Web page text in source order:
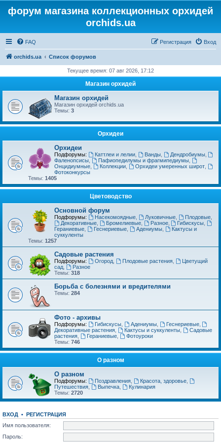
форум магазина коллекционных орхидей
orchids.ua
FAQ Вход
Регистрация
orchids.ua Список форумов
Текущее время: 07 авг 2026, 17:12
Магазин орхидей
Магазин орхидей
Магазин орхидей orchids.ua
Темы: 3
Орхидеи
Орхидеи
Подфорумы: Каттлеи и лелии, Ванды, Дендробиумы,
Фаленопсисы
Пафиопедилумы и фрагмипедиумы,
Онцидиумные
Коллекции, Орхидеи умеренных широт,
Фотоконкурсы
Темы: 1405
Цветоводство
Основной форум
Подфорумы: Насекомоядные, Луковичные, Плодовые,
Декоративные, Бромелиевые, Разное, Гибискусы
Гераниевые
Геснериевые, Адениумы,
Кактусы и
суккуленты
Темы: 1257
Садовые растения
Подфорумы: Огород, Плодовые растения,
Цветущий
сад
Разное
Темы: 318
Борьба с болезнями и вредителями
Темы: 284
Фото - архивы
Подфорумы: Гибискусы, Адениумы, Геснериевые,
Декоративные растения
Кактусы и суккуленты,
Садовые
растения
Гераниевые,
Фотоуроки
Темы: 746
О разном
О разном
Подфорумы: Поздравления, Красота, здоровье,
Путешествия
Выпечка,
Кулинария
Темы: 2720
ВХОД • РЕГИСТРАЦИЯ
Имя пользователя:
Пароль: